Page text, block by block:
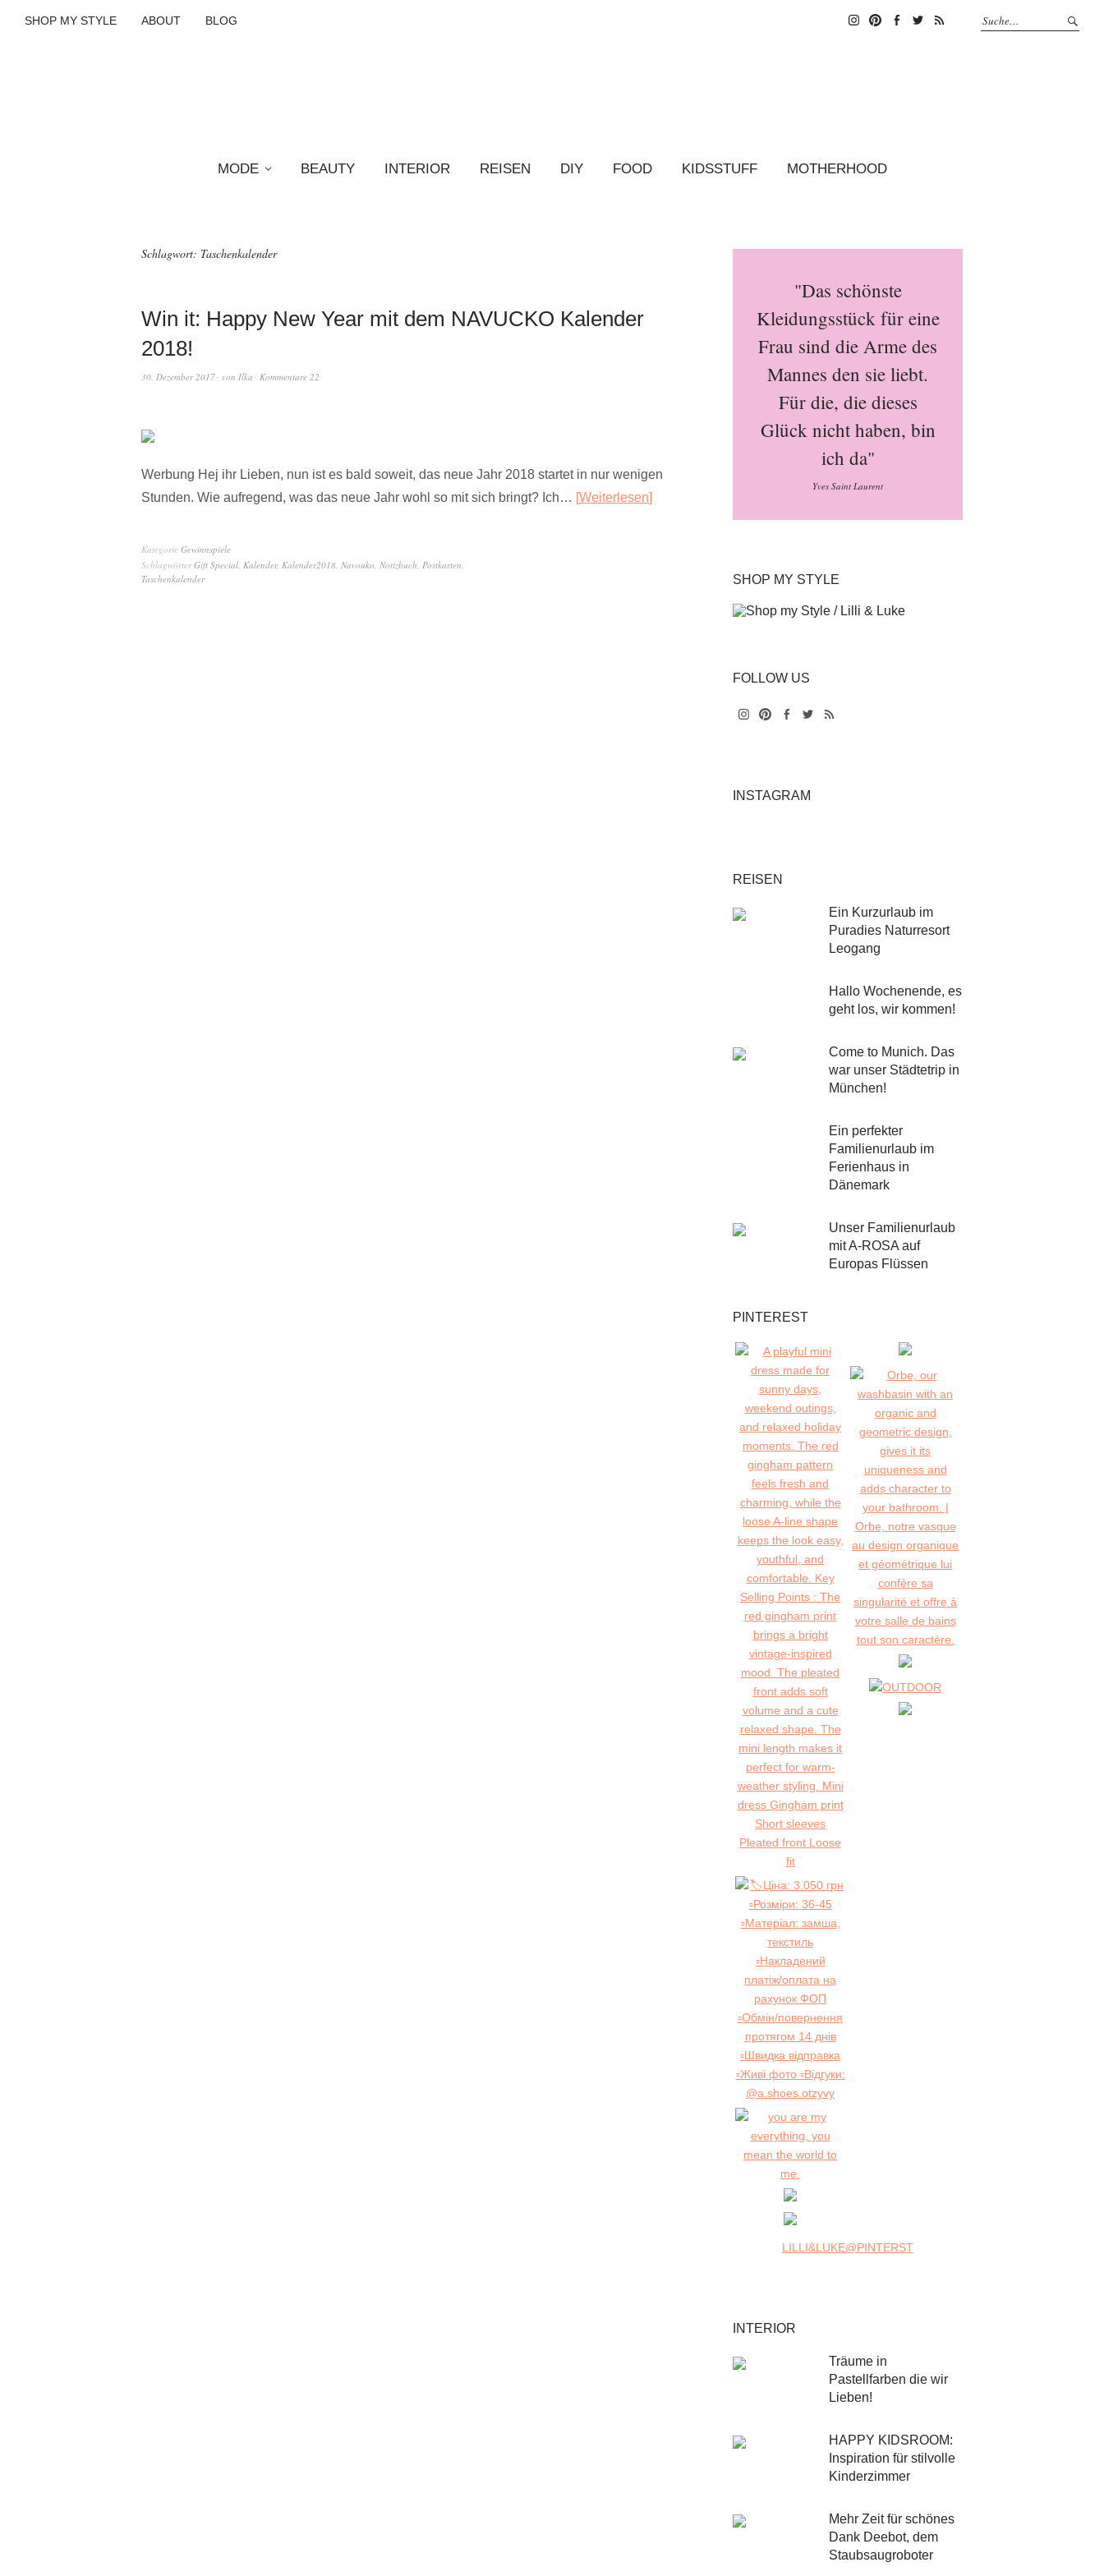
SHOP MY STYLE ABOUT
BLOG
MODE BEAUTY INTERIOR REISEN DIY FOOD KIDSSTUFF MOTHERHOOD
Schlagwort: Taschenkalender
Win it: Happy New Year mit dem NAVUCKO Kalender
2018!
30. Dezember 2017 von Ilka Kommentare 22
Werbung Hej ihr Lieben, nun ist es bald soweit, das neue Jahr 2018 startet in nur wenigen
Stunden. Wie aufregend, was das neue Jahr wohl so mit sich bringt? Ich… Weiterlesen
Kategorie Gewinnspiele
SchlagwörterGift Special, Kalender, Kalender2018, Navouko, Notizbuch, Postkarten,
Taschenkalender
"Das schönste
Kleidungsstück für eine
Frau sind die Arme des
Mannes den sie liebt.
Für die, die dieses
Glück nicht haben, bin
ich da"
Yves Saint Laurent
SHOP MY STYLE
FOLLOW US
INSTAGRAM
REISEN
Ein Kurzurlaub im
Puradies Naturresort
Leogang
Hallo Wochenende, es
geht los, wir kommen!
Come to Munich. Das
war unser Städtetrip in
München!
Ein perfekter
Familienurlaub im
Ferienhaus in
Dänemark
Unser Familienurlaub
mit A-ROSA auf
Europas Flüssen
PINTEREST
LILLI&LUKE@PINTERST
INTERIOR
Träume in
Pastellfarben die wir
Lieben!
HAPPY KIDSROOM:
Inspiration für stilvolle
Kinderzimmer
Mehr Zeit für schönes
Dank Deebot, dem
Staubsaugroboter